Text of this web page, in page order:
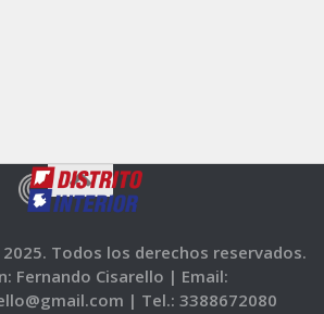
Todos los derechos reservados.
Fernando Cisarello | Email:
| Tel.: 3388672080